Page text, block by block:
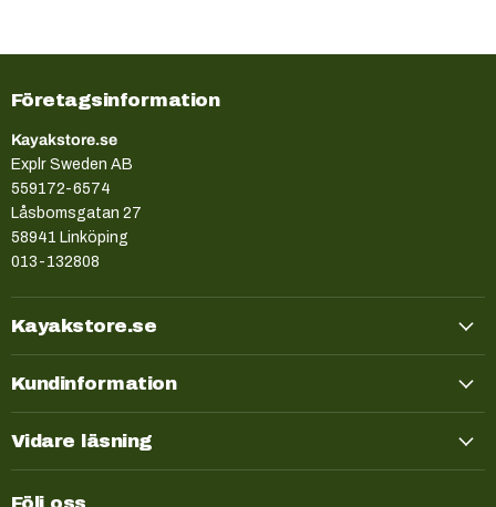
Företagsinformation
Kayakstore.se
Explr Sweden AB
559172-6574
Låsbomsgatan 27
58941 Linköping
013-132808
Kayakstore.se
Kundinformation
Vidare läsning